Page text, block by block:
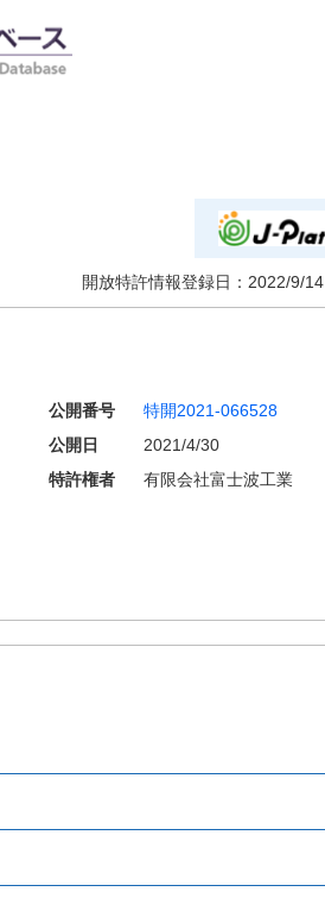
開放特許情報登録日： 2022/9/14
公開番号 特開2021-066528
公開日
2021/4/30
特許権者 有限会社富士波工業